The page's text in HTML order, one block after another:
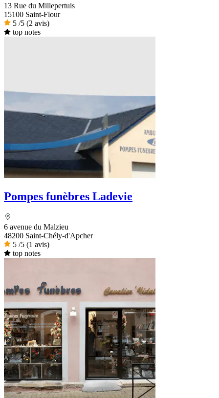
13 Rue du Millepertuis
15100 Saint-Flour
5 /5 (2 avis)
top notes
Pompes funèbres Ladevie
6 avenue du Malzieu
48200 Saint-Chély-d'Apcher
5 /5 (1 avis)
top notes